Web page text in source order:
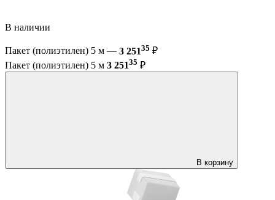
В наличии
Пакет (полиэтилен) 5 м — 3 25135 ₽
Пакет (полиэтилен) 5 м 3 25135 ₽
В корзину